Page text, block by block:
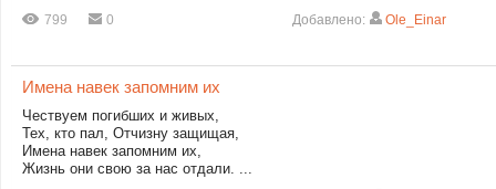
799 0 Добавлено: Ole_Einar
Имена навек запомним их
Чествуем погибших и живых,
Тех, кто пал, Отчизну защищая,
Имена навек запомним их,
Жизнь они свою за нас отдали. ...